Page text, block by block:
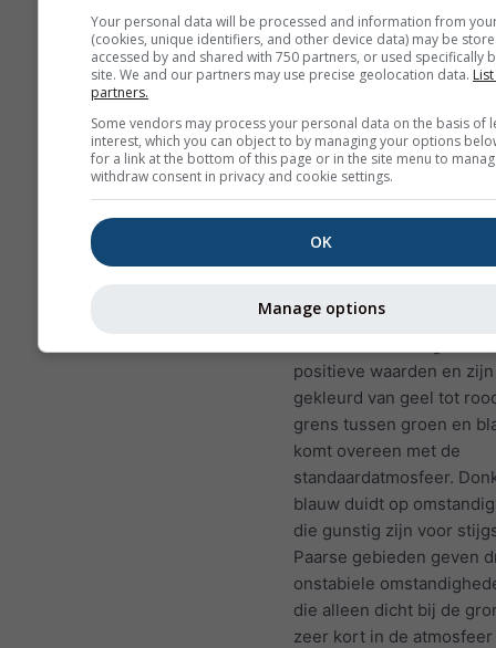
een van de beste
wereld. Dergelijke condities
meeste plaatsen nooit
soortgelijke patronen zien
hoogtes bereiken.
gemeten in kelvin per
hoogteverschil. De
contourlijnen. Inversies
positieve waarden en zijn
gekleurd van geel tot
grens tussen groen en
komt overeen met de
standaardatmosfeer.
blauw duidt op
die gunstig zijn voor
Paarse gebieden geven
onstabiele
die alleen dicht bij de
zeer kort in de
Your personal data will be processed and information from
(cookies, unique identifiers, and other device data) may be
accessed by and shared with 750 partners, or used specifically
site. We and our partners may use precise geolocation data.
partners.
Some vendors may process your personal data on the basis of
interest, which you can object to by managing your options
for a link at the bottom of this page or in the site menu to
withdraw consent in privacy and cookie settings.
OK
Manage options